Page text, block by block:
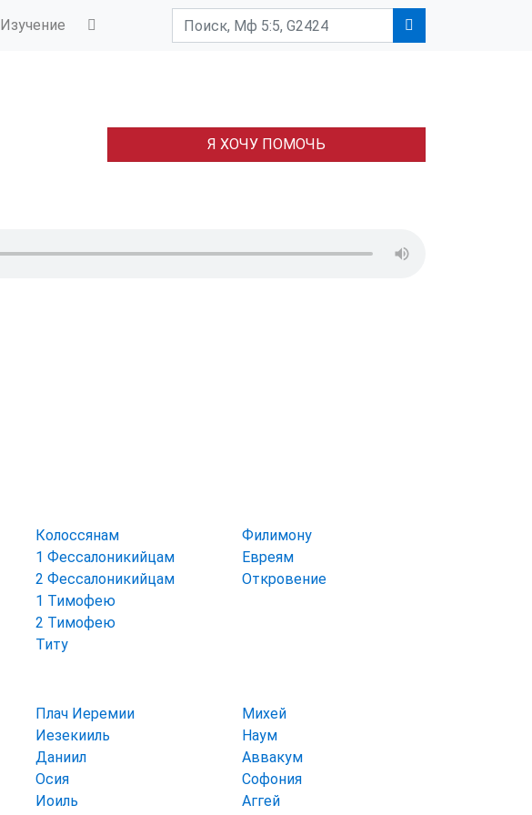
Изучение
Я ХОЧУ ПОМОЧЬ
Колоссянам
1 Фессалоникийцам
2 Фессалоникийцам
1 Тимофею
2 Тимофею
Титу
Филимону
Евреям
Откровение
Плач Иеремии
Иезекииль
Даниил
Осия
Иоиль
Михей
Наум
Аввакум
Софония
Аггей